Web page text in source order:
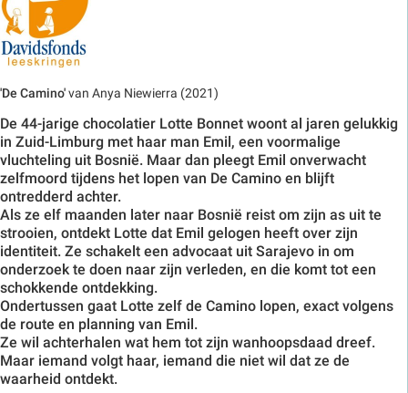
'De Camino'van Anya Niewierra (2021)
De 44-jarige chocolatier Lotte Bonnet woont al jaren gelukkig
in Zuid-Limburg met haar man Emil, een voormalige
vluchteling uit Bosnië. Maar dan pleegt Emil onverwacht
zelfmoord tijdens het lopen van De Camino en blijft
ontredderd achter.
Als ze elf maanden later naar Bosnië reist om zijn as uit te
strooien, ontdekt Lotte dat Emil gelogen heeft over zijn
identiteit. Ze schakelt een advocaat uit Sarajevo in om
onderzoek te doen naar zijn verleden, en die komt tot een
schokkende ontdekking.
Ondertussen gaat Lotte zelf de Camino lopen, exact volgens
de route en planning van Emil.
Ze wil achterhalen wat hem tot zijn wanhoopsdaad dreef.
Maar iemand volgt haar, iemand die niet wil dat ze de
waarheid ontdekt.